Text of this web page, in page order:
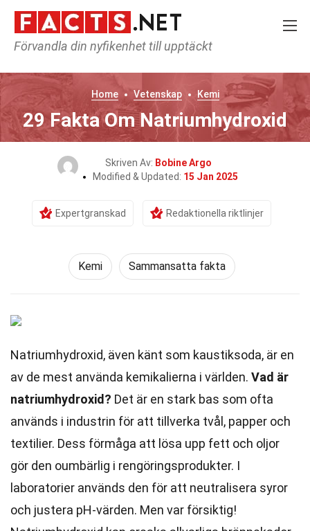
Förvandla din nyfikenhet till upptäckt
Home Vetenskap Kemi
29 Fakta Om Natriumhydroxid
Skriven Av: Bobine Argo
Modified & Updated: 15 Jan 2025
Expertgranskad Redaktionella riktlinjer
Kemi Sammansatta fakta
Natriumhydroxid, även känt som kaustiksoda, är en
av de mest använda kemikalierna i världen. Vad är
natriumhydroxid? Det är en stark bas som ofta
används i industrin för att tillverka tvål, papper och
textilier. Dess förmåga att lösa upp fett och oljor
gör den oumbärlig i rengöringsprodukter. I
laboratorier används den för att neutralisera syror
och justera pH-värden. Men var försiktig!